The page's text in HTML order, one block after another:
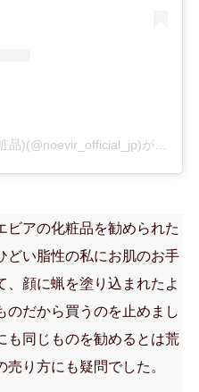
ノエビア / NOEVIR (自然派化粧品)(@noevir_official_jp)がシェアした投稿
ビアの化粧品を勧められた
どい脂性の私にお肌のお手
、顔に蝋を塗り込まれたよ
のだから買うのを止めまし
も同じものを勧めるとは荒
り方にも疑問でした。